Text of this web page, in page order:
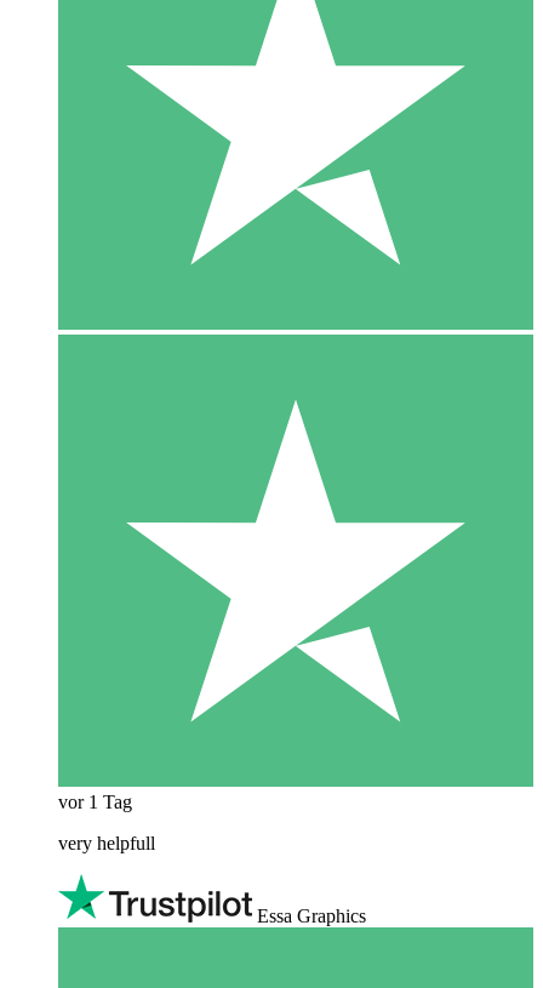
vor 1 Tag
very helpfull
Essa Graphics